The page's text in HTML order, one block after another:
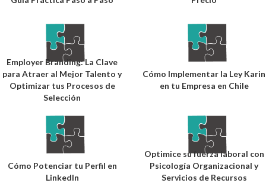
Employer Branding: La Clave
para Atraer al Mejor Talento y
Optimizar tus Procesos de
Selección
Cómo Implementar la Ley Karin
en tu Empresa en Chile
Cómo Potenciar tu Perfil en
LinkedIn
Optimice su fuerza laboral con
Psicología Organizacional y
Servicios de Recursos